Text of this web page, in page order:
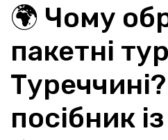
🌍 Чому
пакетні
посібник із